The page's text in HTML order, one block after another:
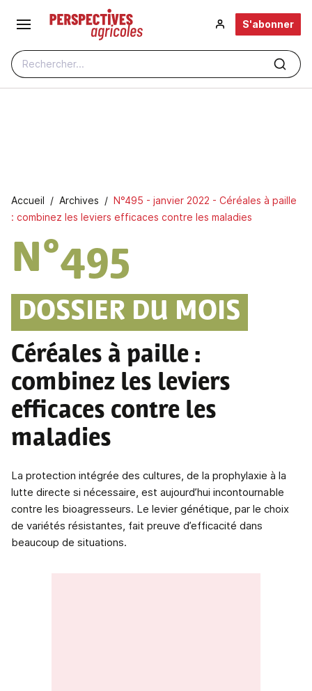
Aller au contenu principal
Rechercher...
S'abonner
Fil d'Ariane
Accueil Archives
N°495 - janvier 2022 - Céréales à paille
: combinez les leviers efficaces contre les maladies
N°495
DOSSIER DU MOIS
Céréales à paille :
combinez les leviers
efficaces contre les
maladies
La protection intégrée des cultures, de la prophylaxie à la
lutte directe si nécessaire, est aujourd’hui incontournable
contre les bioagresseurs. Le levier génétique, par le choix
de variétés résistantes, fait preuve d’efficacité dans
beaucoup de situations.